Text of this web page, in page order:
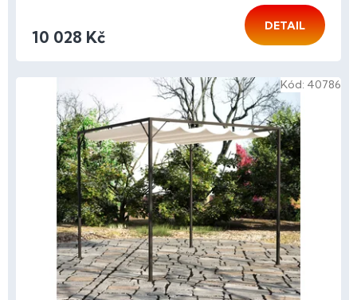
10 028 Kč
DETAIL
Kód: 40786